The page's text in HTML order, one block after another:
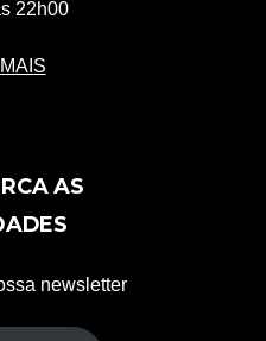
22h00
AS
newsletter